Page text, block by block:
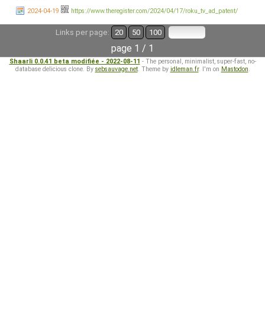
2024-04-19 https://www.theregister.com/2024/04/17/roku_tv_ad_patent/
Links per page: 20 50 100
page 1 / 1
Shaarli 0.0.41 beta modifiée - 2022-08-11 - The personal, minimalist, super-fast, no-
database delicious clone. By sebsauvage.net. Theme by idleman.fr. I'm on Mastodon.